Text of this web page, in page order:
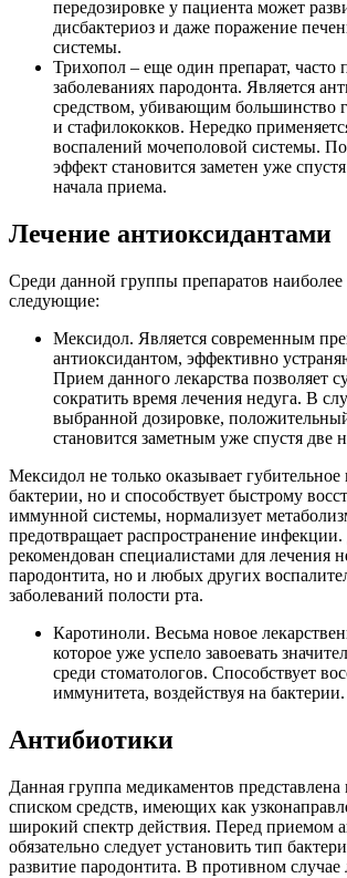
передозировке у пациента может
дисбактериоз и даже поражение
системы.
Трихопол – еще один препарат,
заболеваниях пародонта. Является
средством, убивающим большинство
и стафилококков. Нередко
воспалений мочеполовой системы.
эффект становится заметен уже
начала приема.
Лечение антиоксидантами
Среди данной группы препаратов наиболее
следующие:
Мексидол. Является современным
антиоксидантом, эффективно
Прием данного лекарства позволяет
сократить время лечения недуга. В
выбранной дозировке,
становится заметным уже спустя две
Мексидол не только оказывает губительное
бактерии, но и способствует быстрому
иммунной системы, нормализует
предотвращает распространение
рекомендован специалистами для лечения
пародонтита, но и любых других
заболеваний полости рта.
Каротиноли. Весьма новое
которое уже успело завоевать
среди стоматологов. Способствует
иммунитета, воздействуя на бактерии.
Антибиотики
Данная группа медикаментов
списком средств, имеющих как
широкий спектр действия. Перед приемом
обязательно следует установить тип
развитие пародонтита. В противном